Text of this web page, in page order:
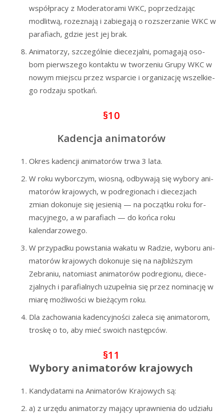
współ­pra­cy z Mode­ra­to­ra­mi WKC, poprze­dza­jąc
modli­twą, roze­zna­ją i zabie­ga­ją o roz­sze­rza­nie WKC w
para­fiach, gdzie jest jej brak.
Ani­ma­to­rzy, szcze­gól­nie die­ce­zjal­ni, poma­ga­ją oso­
bom pierw­sze­go kon­tak­tu w two­rze­niu Gru­py WKC w
nowym miej­scu przez wspar­cie i orga­ni­za­cję wszel­kie­
go rodza­ju spotkań.
§10
Kadencja animatorów
Okres kaden­cji ani­ma­to­rów trwa 3 lata.
W roku wybor­czym, wio­sną, odby­wa­ją się wybo­ry ani­
ma­to­rów kra­jo­wych, w pod­re­gio­nach i die­ce­zjach
zmian doko­nu­je się jesie­nią — na począt­ku roku for­
ma­cyj­ne­go, a w para­fiach — do koń­ca roku
kalendarzowego.
W przy­pad­ku powsta­nia waka­tu w Radzie, wybo­ru ani­
ma­to­rów kra­jo­wych doko­nu­je się na naj­bliż­szym
Zebra­niu, nato­miast ani­ma­to­rów pod­re­gio­nu, die­ce­
zjal­nych i para­fial­nych uzu­peł­nia się przez nomi­na­cję w
mia­rę moż­li­wo­ści w bie­żą­cym roku.
Dla zacho­wa­nia kaden­cyj­no­ści zale­ca się ani­ma­to­rom,
tro­skę o to, aby mieć swo­ich następców.
§11
Wybory animatorów krajowych
Kan­dy­da­ta­mi na Ani­ma­to­rów Kra­jo­wych są:
a) z urzę­du ani­ma­to­rzy mają­cy upraw­nie­nia do udzia­łu